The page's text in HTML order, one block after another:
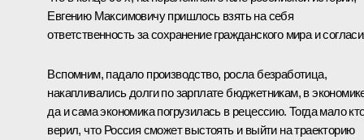
Евгению Максимовичу пришлось взять на себя
ответственность за сохранение гражданского мира и
Вспомним, падало производство, росла безработица,
накапливались долги по зарплате бюджетникам, в
да и сама экономика погрузилась в рецессию. Тогда мало
верил, что Россия сможет выстоять и выйти на траекторию